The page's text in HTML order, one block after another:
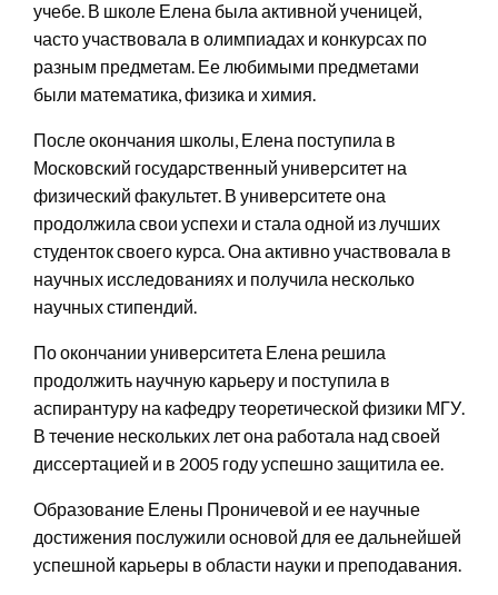
учебе. В школе Елена была активной ученицей,
часто участвовала в олимпиадах и конкурсах по
разным предметам. Ее любимыми предметами
были математика, физика и химия.
После окончания школы, Елена поступила в
Московский государственный университет на
физический факультет. В университете она
продолжила свои успехи и стала одной из лучших
студенток своего курса. Она активно участвовала в
научных исследованиях и получила несколько
научных стипендий.
По окончании университета Елена решила
продолжить научную карьеру и поступила в
аспирантуру на кафедру теоретической физики МГУ.
В течение нескольких лет она работала над своей
диссертацией и в 2005 году успешно защитила ее.
Образование Елены Проничевой и ее научные
достижения послужили основой для ее дальнейшей
успешной карьеры в области науки и преподавания.